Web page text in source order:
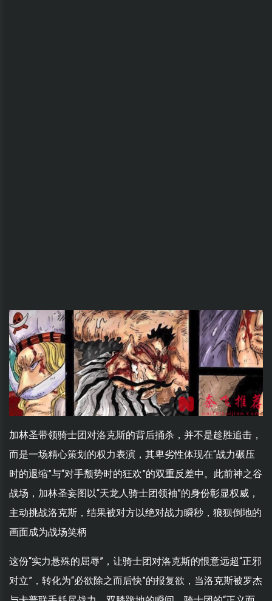
加林圣带领骑士团对洛克斯的背后捅杀，并不是趁胜追击，
而是一场精心策划的权力表演，其卑劣性体现在“战力碾压
时的退缩”与“对手颓势时的狂欢”的双重反差中。此前神之谷
战场，加林圣妄图以“天龙人骑士团领袖”的身份彰显权威，
主动挑战洛克斯，结果被对方以绝对战力瞬秒，狼狈倒地的
画面成为战场笑柄
这份“实力悬殊的屈辱”，让骑士团对洛克斯的恨意远超“正邪
对立”，转化为“必欲除之而后快”的报复欲，当洛克斯被罗杰